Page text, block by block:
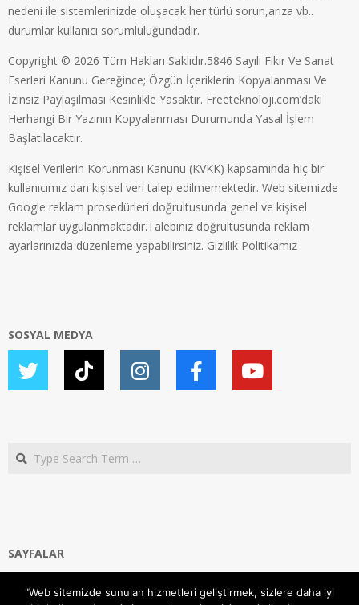
nedeni ile sistemlerinizde oluşacak her türlü sorun,arıza vb..
durumlar kullanıcı sorumluluğundadır.
Copyright © 2026 Tüm Hakları Saklıdır.5846 Sayılı Fikir Ve Sanat
Eserleri Kanunu Gereğince; Özgün İçeriklerin Kopyalanması Ve
İzinsiz Paylaşılması Kesinlikle Yasaktır. Freeteknoloji.com’daki
Herhangi Bir Yazının Kopyalanması Durumunda Yasal İşlem
Başlatılacaktır.
Kişisel Verilerin Korunması Kanunu (KVKK) kapsamında hiç bir
kullanıcımız dan kişisel veri talep edilmemektedir. Web sitemizde
Google reklam prosedürleri doğrultusunda genel ve kişisel
reklamlar uygulanmaktadır.Talebiniz doğrultusunda reklam
ayarlarınızda düzenleme yapabilirsiniz. Gizlilik Politikamız
SOSYAL MEDYA
Search
SAYFALAR
Gizlilik ve Çerezler (Cookies) Politikası
"Web sitemizde sunulan hizmetleri geliştirmek, sizlere daha iyi